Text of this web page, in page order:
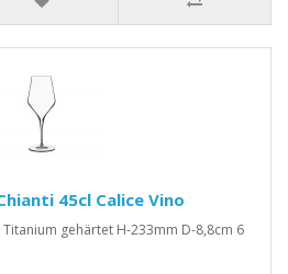
45cl Calice Vino
Titanium gehärtet H-233mm D-8,8cm 6